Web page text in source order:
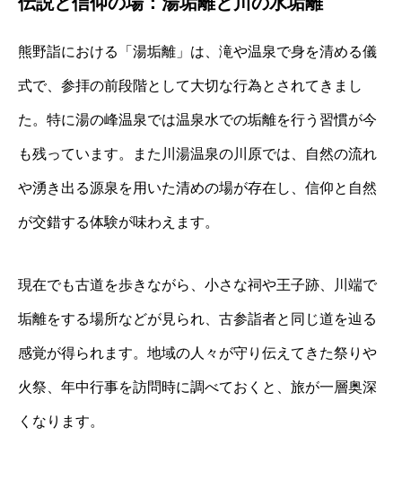
熊野詣における「湯垢離」は、滝や温泉で身を清める儀
式で、参拝の前段階として大切な行為とされてきまし
た。特に湯の峰温泉では温泉水での垢離を行う習慣が今
も残っています。また川湯温泉の川原では、自然の流れ
や湧き出る源泉を用いた清めの場が存在し、信仰と自然
が交錯する体験が味わえます。
現在でも古道を歩きながら、小さな祠や王子跡、川端で
垢離をする場所などが見られ、古参詣者と同じ道を辿る
感覚が得られます。地域の人々が守り伝えてきた祭りや
火祭、年中行事を訪問時に調べておくと、旅が一層奥深
くなります。